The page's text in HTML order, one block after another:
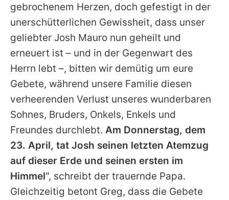
Utiq verwalten
gebrochenem Herzen, doch gefestigt in der
unerschütterlichen Gewissheit, dass unser
geliebter Josh Mauro nun geheilt und
erneuert ist – und in der Gegenwart des
Herrn lebt –, bitten wir demütig um eure
Gebete, während unsere Familie diesen
verheerenden Verlust unseres wunderbaren
Sohnes, Bruders, Onkels, Enkels und
Freundes durchlebt. Am Donnerstag, dem
23. April, tat Josh seinen letzten Atemzug
auf dieser Erde und seinen ersten im
Himmel", schreibt der trauernde Papa.
Gleichzeitig betont Greg, dass die Gebete